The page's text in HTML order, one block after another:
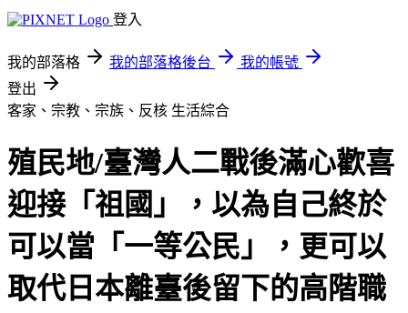
登入
我的部落格 我的部落格後台
我的帳號
登出
客家、宗教、宗族、反核 生活綜合
殖民地/臺灣人二戰後滿心歡喜
迎接「祖國」，以為自己終於
可以當「一等公民」，更可以
取代日本離臺後留下的高階職